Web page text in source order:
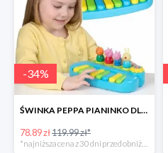
-34%
ŚWINKA PEPPA PIANINKO DLA DZIECI -34%
78.89 zł119.99 zł*